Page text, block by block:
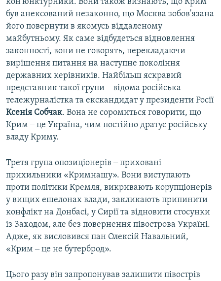
кон'юнктурники. Вони також визнають, що Крим
був анексований незаконно, що Москва зобов'язана
його повернути в якомусь віддаленому
майбутньому. Як саме відбудеться відновлення
законності, вони не говорять, перекладаючи
вирішення питання на наступне покоління
державних керівників. Найбільш яскравий
представник такої групи ‒ відома російська
тележурналістка та екскандидат у президенти Росії
Ксенія Собчак. Вона не соромиться говорити, що
Крим ‒ це Україна, чим постійно дратує російську
владу Криму.
Третя група опозиціонерів ‒ приховані
прихильники «Кримнашу». Вони виступають
проти політики Кремля, викривають корупціонерів
у вищих ешелонах влади, закликають припинити
конфлікт на Донбасі, у Сирії та відновити стосунки
із Заходом, але без повернення півострова Україні.
Адже, як висловився пан Олексій Навальний,
«Крим ‒ це не бутерброд».
Цього разу він запропонував залишити півострів